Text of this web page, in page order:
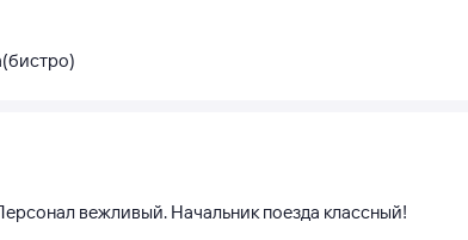
вежливый. Начальник поезда классный!